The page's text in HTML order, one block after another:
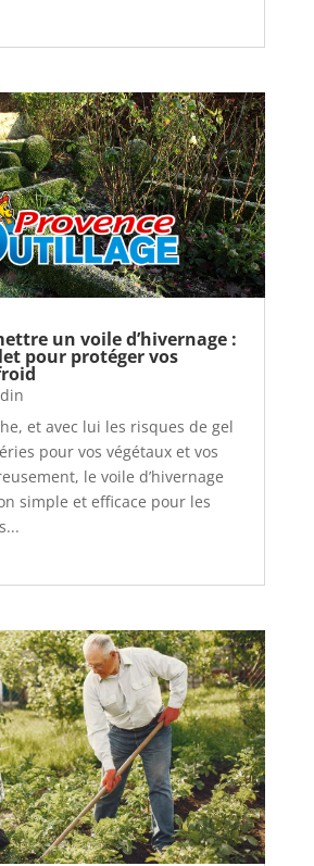
un voile d’hivernage :
pour protéger vos
et avec lui les risques de gel
pour vos végétaux et vos
le voile d’hivernage
simple et efficace pour les